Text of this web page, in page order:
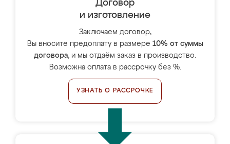
Договор
и изготовление
Заключаем договор,
Вы вносите предоплату в размере 10% от суммы
договора, и мы отдаём заказ в производство.
Возможна оплата в рассрочку без %.
УЗНАТЬ О РАССРОЧКЕ